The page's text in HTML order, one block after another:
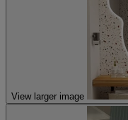
View larger image